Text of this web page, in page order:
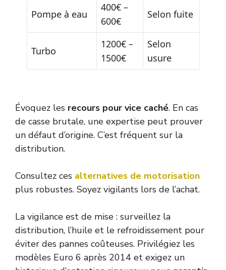
Pompe à eau
400€ –
600€
Selon fuite
Turbo
1200€ –
1500€
Selon
usure
Évoquez les recours pour vice caché. En cas
de casse brutale, une expertise peut prouver
un défaut d’origine. C’est fréquent sur la
distribution.
Consultez ces alternatives de motorisation
plus robustes. Soyez vigilants lors de l’achat.
La vigilance est de mise : surveillez la
distribution, l’huile et le refroidissement pour
éviter des pannes coûteuses. Privilégiez les
modèles Euro 6 après 2014 et exigez un